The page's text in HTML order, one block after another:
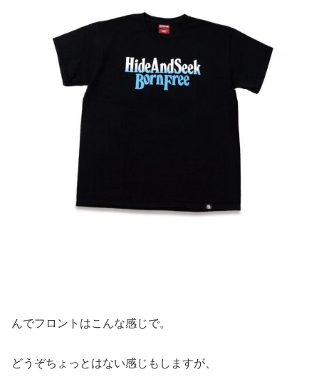
んでフロントはこんな感じで。
どうぞちょっとはない感じもしますが、